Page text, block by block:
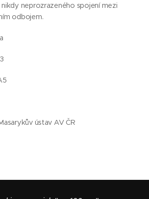
neprozrazeného spojení mezi
odbojem.
ústav AV ČR